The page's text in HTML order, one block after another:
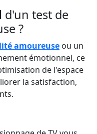
d'un test de
?
amoureuse ou un
émotionnel, ce
de l'espace
la satisfaction,